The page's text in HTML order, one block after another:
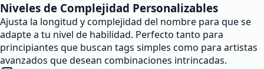
Niveles de Complejidad Personalizables
Ajusta la longitud y complejidad del nombre para que se
adapte a tu nivel de habilidad. Perfecto tanto para
principiantes que buscan tags simples como para artistas
avanzados que desean combinaciones intrincadas.